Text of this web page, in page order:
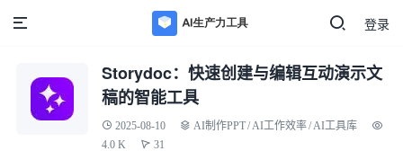
登录
Storydoc：快速创建与编辑互动演示文
稿的智能工具
2025-08-10 AI制作PPT/ AI工作效率/ AI工具库
4.0 K
31